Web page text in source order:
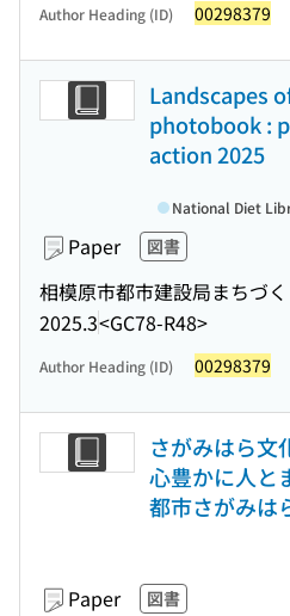
Author Heading (ID) 00298379
Landscapes
photobook :
action 2025
Paper 図書
相模原市都市建設局まちづ
2025.3<GC78-R48>
National Diet
Author Heading (ID) 00298379
さがみはら文
心豊かに人と
都市さがみは
Paper 図書